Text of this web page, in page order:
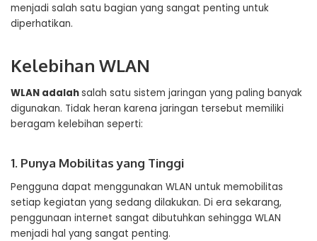
menjadi salah satu bagian yang sangat penting untuk
diperhatikan.
Kelebihan WLAN
WLAN adalahsalah satu sistem jaringan yang paling banyak
digunakan. Tidak heran karena jaringan tersebut memiliki
beragam kelebihan seperti:
1. Punya Mobilitas yang Tinggi
Pengguna dapat menggunakan WLAN untuk memobilitas
setiap kegiatan yang sedang dilakukan. Di era sekarang,
penggunaan internet sangat dibutuhkan sehingga WLAN
menjadi hal yang sangat penting.